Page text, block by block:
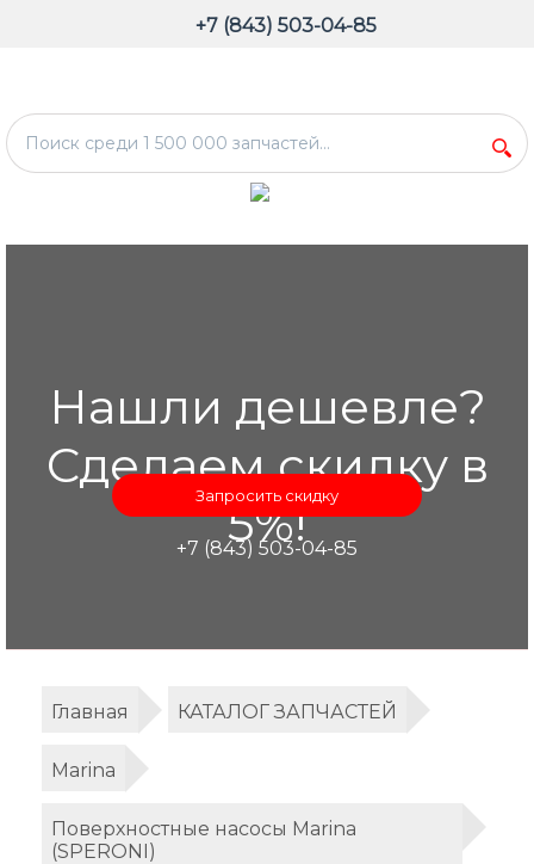
+7 (843) 503-04-85
Нашли дешевле?
Сделаем скидку в
5%!
Запросить скидку
+7 (843) 503-04-85
Главная КАТАЛОГ ЗАПЧАСТЕЙ
Marina
Поверхностные насосы Marina
(SPERONI)